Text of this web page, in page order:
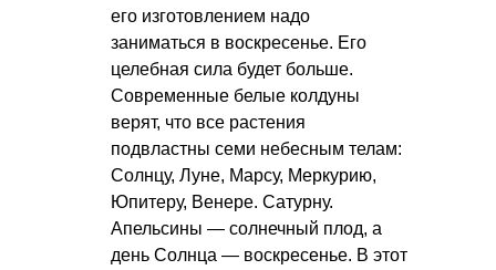
его изготовлением надо
заниматься в воскресенье. Его
целебная сила будет больше.
Современные белые колдуны
верят, что все растения
подвластны семи небесным телам:
Солнцу, Луне, Марсу, Меркурию,
Юпитеру, Венере. Сатурну.
Апельсины — солнечный плод, а
день Солнца — воскресенье. В этот